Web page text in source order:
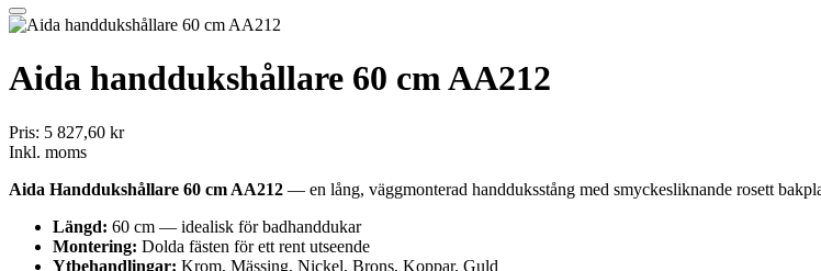
Aida handdukshållare 60 cm AA212
Pris: 5 827,60 kr
Inkl. moms
Aida Handdukshållare 60 cm AA212 — en lång, väggmonterad handduksstång med smyckesliknande rosett
Längd: 60 cm — idealisk för badhanddukar
Montering: Dolda fästen för ett rent utseende
Ytbehandlingar: Krom, Mässing, Nickel, Brons, Koppar, Guld